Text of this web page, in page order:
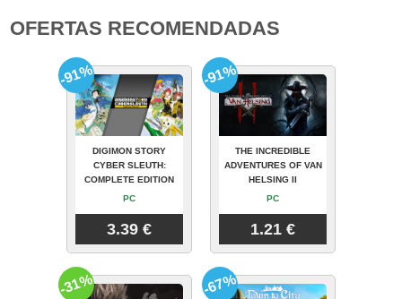
OFERTAS RECOMENDADAS
DIGIMON STORY
CYBER SLEUTH:
COMPLETE EDITION
PC
3.39 €
-91%
THE INCREDIBLE
ADVENTURES OF VAN
HELSING II
PC
1.21 €
-91%
-31% -67%